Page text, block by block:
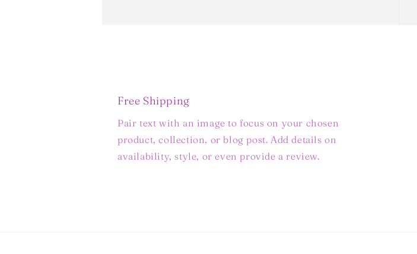
Free Shipping
Pair text with an image to focus on your chosen
product, collection, or blog post. Add details on
availability, style, or even provide a review.